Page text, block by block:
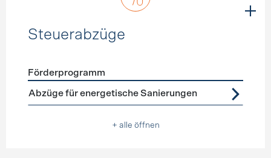
Steuerabzüge
Förderprogramme Steuerabzüge
Förderprogramm
Abzüge für energetische Sanierungen
+ alle öffnen